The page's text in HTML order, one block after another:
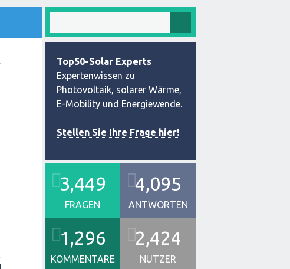
Top50-Solar Experts
Expertenwissen zu
Photovoltaik, solarer Wärme,
E-Mobility und Energiewende.
Stellen Sie Ihre Frage hier!
3,449
FRAGEN
4,095
ANTWORTEN
1,296
KOMMENTARE
2,424
NUTZER